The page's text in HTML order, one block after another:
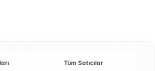
Tüm Satıcılar